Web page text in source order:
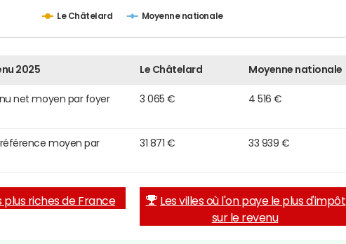
Le Châtelard Moyenne nationale
2025 Le Châtelard Moyenne nationale
net moyen par foyer
3 065 € 4 516 €
référence moyen par
31 871 € 33 939 €
plus riches de France
Les villes où l'on paye le plus d'impôt
sur le revenu